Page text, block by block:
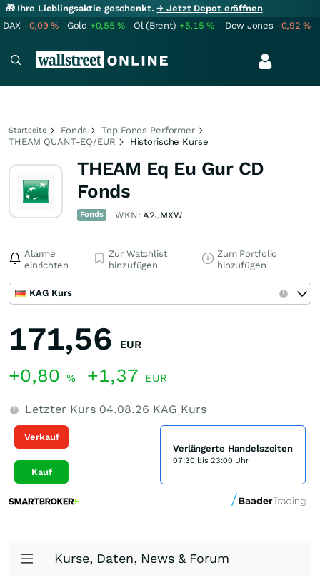
🎁 Ihre Lieblingsaktie geschenkt.→ Jetzt Depot eröffnen
DAX -0,09% Gold +0,55% Öl (Brent) +5,15% Dow Jones -0,92%
Startseite Fonds
Top Fonds Performer
THEAM QUANT-EQ/EUR
Historische Kurse
THEAM Eq Eu Gur CD
Fonds
Fonds WKN:A2JMXW
Alarme
einrichten
Zur Watchlist
hinzufügen
Zum Portfolio
hinzufügen
KAG Kurs
171,56 EUR
+0,80 % +1,37 EUR
Letzter Kurs 04.08.26 KAG Kurs
Verkauf
Kauf
Verlängerte Handelszeiten
07:30 bis 23:00 Uhr
Kurse, Daten, News & Forum